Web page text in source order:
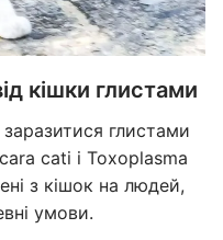
кішки глистами
глистами
cati і Toxoplasma
з кішок на людей,
умови.